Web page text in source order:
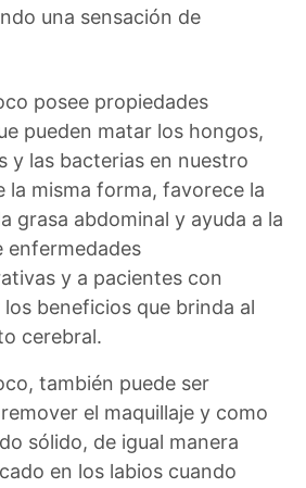
una sensación de
posee propiedades
pueden matar los hongos,
y las bacterias en nuestro
la misma forma, favorece la
grasa abdominal y ayuda a la
enfermedades
y a pacientes con
beneficios que brinda al
cerebral.
también puede ser
el maquillaje y como
sólido, de igual manera
en los labios cuando